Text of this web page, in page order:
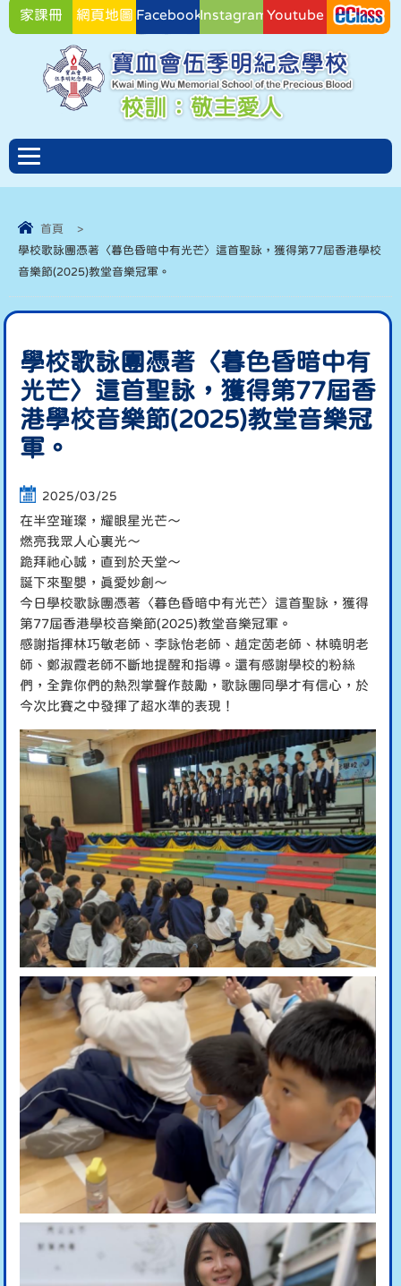
家課冊 網頁地圖 FacebookInstagramYoutube
首頁
>
學校歌詠團憑著〈暮色昏暗中有光芒〉這首聖詠，獲得第77屆香港學校
音樂節(2025)教堂音樂冠軍。
學校歌詠團憑著〈暮色昏暗中有
光芒〉這首聖詠，獲得第77屆香
港學校音樂節(2025)教堂音樂冠
軍。
2025/03/25
在半空璀璨，耀眼星光芒～
燃亮我眾人心裏光～
跪拜祂心誠，直到於天堂～
誕下來聖嬰，真愛妙創～
今日學校歌詠團憑著〈暮色昏暗中有光芒〉這首聖詠，獲得
第77屆香港學校音樂節(2025)教堂音樂冠軍。
感謝指揮林巧敏老師、李詠怡老師、趙定茵老師、林曉明老
師、鄭淑霞老師不斷地提醒和指導。還有感謝學校的粉絲
們，全靠你們的熱烈掌聲作鼓勵，歌詠團同學才有信心，於
今次比賽之中發揮了超水準的表現！